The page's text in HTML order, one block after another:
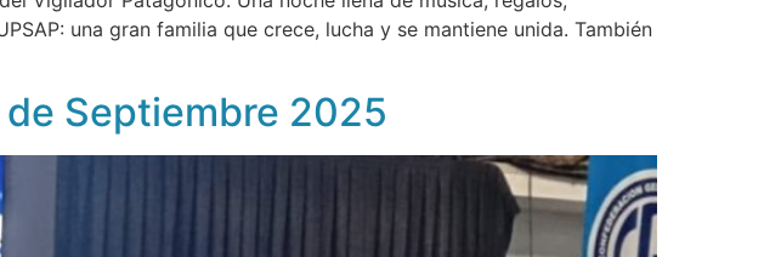
una gran familia que crece, lucha y se mantiene unida. También
Septiembre 2025